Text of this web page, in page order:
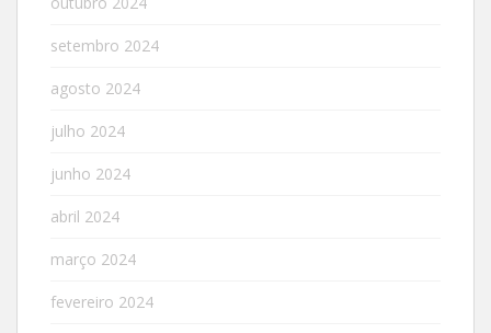
setembro 2024
agosto 2024
julho 2024
junho 2024
abril 2024
março 2024
fevereiro 2024